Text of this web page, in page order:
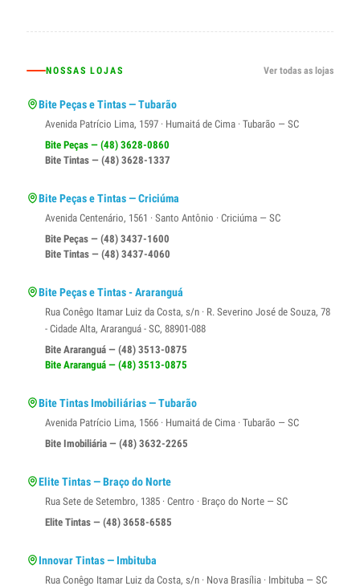
NOSSAS LOJAS Ver todas as lojas
Bite Peças e Tintas — Tubarão
Avenida Patrício Lima, 1597 · Humaitá de Cima · Tubarão — SC
Bite Peças — (48) 3628-0860
Bite Tintas — (48) 3628-1337
Bite Peças e Tintas — Criciúma
Avenida Centenário, 1561 · Santo Antônio · Criciúma — SC
Bite Peças — (48) 3437-1600
Bite Tintas — (48) 3437-4060
Bite Peças e Tintas - Araranguá
Rua Conêgo Itamar Luiz da Costa, s/n · R. Severino José de Souza, 78
- Cidade Alta, Araranguá - SC, 88901-088
Bite Araranguá — (48) 3513-0875
Bite Araranguá — (48) 3513-0875
Bite Tintas Imobiliárias — Tubarão
Avenida Patrício Lima, 1566 · Humaitá de Cima · Tubarão — SC
Bite Imobiliária — (48) 3632-2265
Elite Tintas — Braço do Norte
Rua Sete de Setembro, 1385 · Centro · Braço do Norte — SC
Elite Tintas — (48) 3658-6585
Innovar Tintas — Imbituba
Rua Conêgo Itamar Luiz da Costa, s/n · Nova Brasília · Imbituba — SC